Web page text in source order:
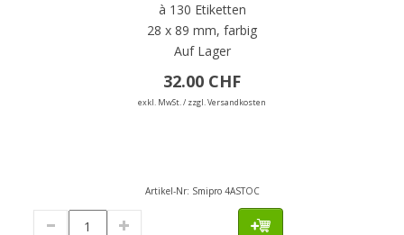
à 130 Etiketten
28 x 89 mm, farbig
Auf Lager
32.00 CHF
exkl. MwSt. / zzgl. Versandkosten
Artikel-Nr: Smipro 4ASTOC